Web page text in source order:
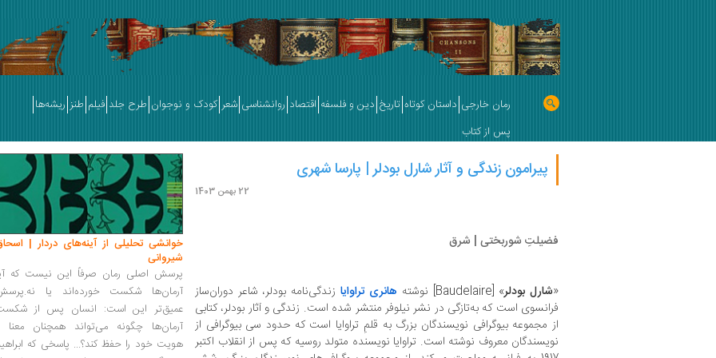
رمان خارجی داستان کوتاه تاریخ دین و فلسفه اقتصاد روانشناسی شعر کودک و نوجوان طرح جلد فیلم طنز ریشه‌ها
پس از کتاب
پیرامون زندگی و آثار شارل بودلر | پارسا شهری
22 بهمن 1403
فضیلتِ شوربختی | شرق
«شارل بودلر» [Baudelaire] نوشته هانری تراوایا زندگی‌نامه بودلر، شاعر دوران‌ساز
فرانسوی است که به‌تازگی در نشر نیلوفر منتشر شده است. زندگی و آثار بودلر، کتابی
از مجموعه بیوگرافی‌ نویسندگان بزرگ به قلمِ تراوایا است که حدود سی بیوگرافی از
نویسندگان معروف نوشته است. تراوایا نویسنده متولد روسیه که پس از انقلاب اکتبر
خوانشی تحلیلی از آینه‌های دردار |
شیروانی
پرسش اصلی رمان صرفاً این نیست که
آرمان‌ها شکست خورده‌اند یا
عمیق‌تر این است: انسان پس از
آرمان‌ها چگونه می‌تواند همچنان معنا
هویت خود را حفظ کند؟... پاسخی که